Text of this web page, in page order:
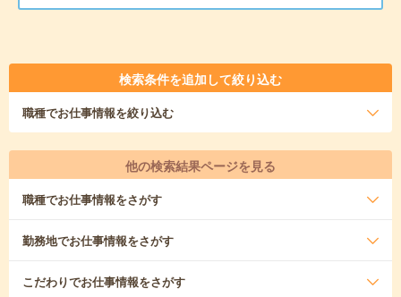
検索条件を追加して絞り込む
職種でお仕事情報を絞り込む
他の検索結果ページを見る
職種でお仕事情報をさがす
勤務地でお仕事情報をさがす
こだわりでお仕事情報をさがす